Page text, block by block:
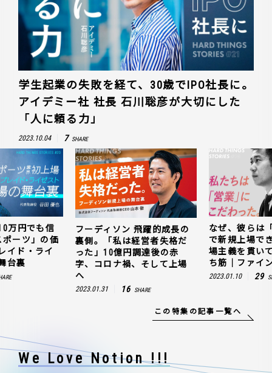
学生起業の失敗を経て、30歳でIPO社長に。
アイデミー社 社長 石川聡彦が大切にした
「人に頼る力」
2023.10.04 7 SHARE
万円でも信
ーツ」の価
イド・ライ
台裏
フーディソン 飛躍的成長の
裏側。「私は経営者失格だ
った」10億円調達後の赤
字、コロナ禍、そして上場
へ
2023.01.31 16 SHARE
なぜ、彼らは
で新規上場で
場主義を貫い
ち筋｜ファイ
2023.01.10 29
この特集の記事一覧へ
We Love Notion !!!